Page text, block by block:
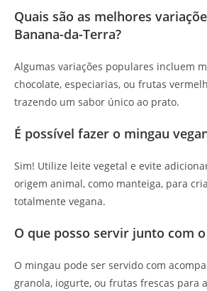
Quais são as melhores
Banana-da-Terra?
Algumas variações populares incluem
chocolate, especiarias, ou frutas
trazendo um sabor único ao prato.
É possível fazer o mingau
Sim! Utilize leite vegetal e evite
origem animal, como manteiga, para
totalmente vegana.
O que posso servir junto com
O mingau pode ser servido com
granola, iogurte, ou frutas frescas para